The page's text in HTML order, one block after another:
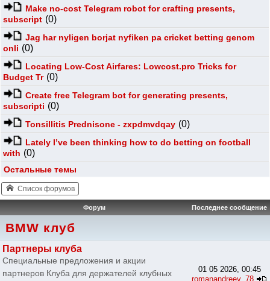
Make no-cost Telegram robot for crafting presents,
subscript (0)
Jag har nyligen borjat nyfiken pa cricket betting genom
onli (0)
Locating Low-Cost Airfares: Lowcost.pro Tricks for
Budget Tr (0)
Create free Telegram bot for generating presents,
subscripti (0)
Tonsillitis Prednisone - zxpdmvdqay (0)
Lately I’ve been thinking how to do betting on football
with (0)
Остальные темы
Список форумов
Форум Последнее сообщение
BMW клуб
Партнеры клуба
Специальные предложения и акции
партнеров Клуба для держателей клубных
01 05 2026, 00:45
romanandreev_78